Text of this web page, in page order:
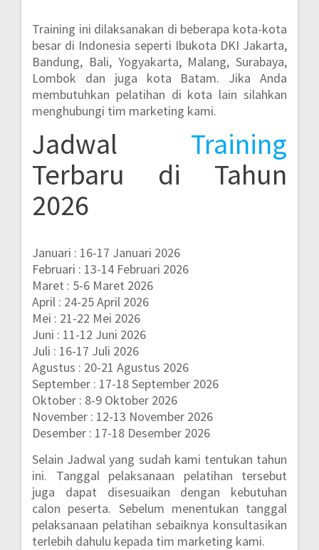
Training ini dilaksanakan di beberapa kota-kota
besar di Indonesia seperti Ibukota DKI Jakarta,
Bandung, Bali, Yogyakarta, Malang, Surabaya,
Lombok dan juga kota Batam. Jika Anda
membutuhkan pelatihan di kota lain silahkan
menghubungi tim marketing kami.
Jadwal Training
Terbaru di Tahun
2026
Januari : 16-17 Januari 2026
Februari : 13-14 Februari 2026
Maret : 5-6 Maret 2026
April : 24-25 April 2026
Mei : 21-22 Mei 2026
Juni : 11-12 Juni 2026
Juli : 16-17 Juli 2026
Agustus : 20-21 Agustus 2026
September : 17-18 September 2026
Oktober : 8-9 Oktober 2026
November : 12-13 November 2026
Desember : 17-18 Desember 2026
Selain Jadwal yang sudah kami tentukan tahun
ini. Tanggal pelaksanaan pelatihan tersebut
juga dapat disesuaikan dengan kebutuhan
calon peserta. Sebelum menentukan tanggal
pelaksanaan pelatihan sebaiknya konsultasikan
terlebih dahulu kepada tim marketing kami.